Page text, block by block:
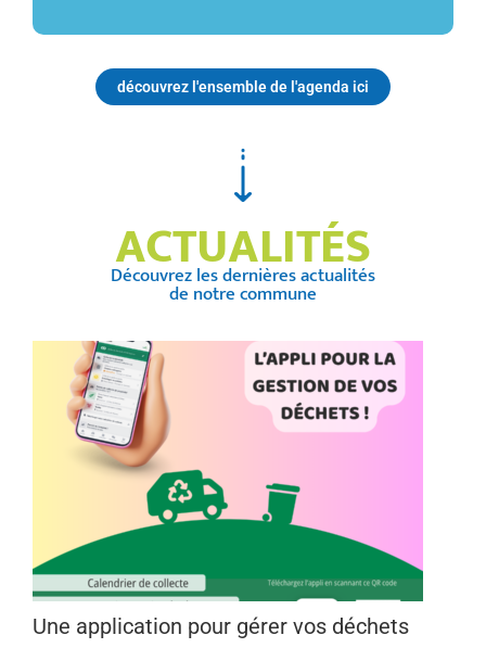
découvrez l'ensemble de l'agenda ici
ACTUALITÉS
Découvrez les dernières actualités
de notre commune
Une application pour gérer vos déchets